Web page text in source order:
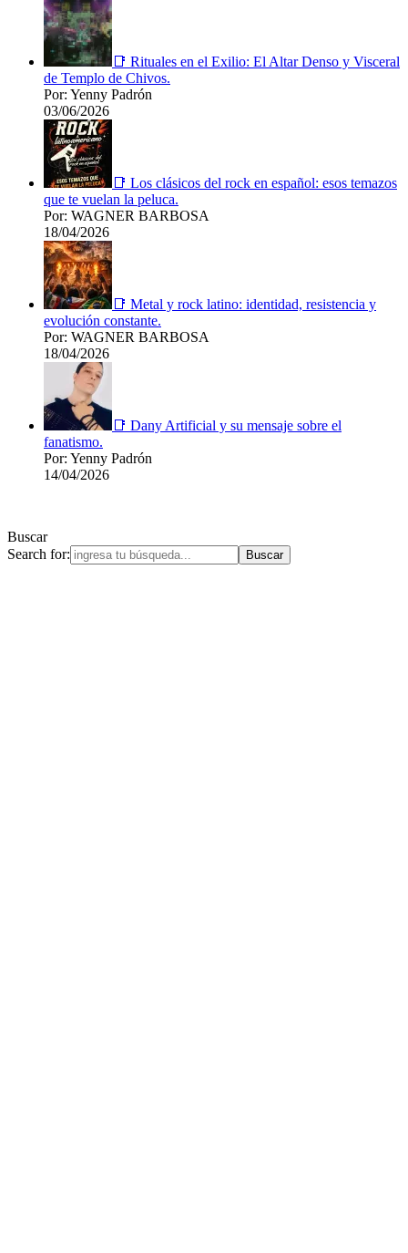
📑 Rituales en el Exilio: El Altar Denso y Visceral
de Templo de Chivos.
Por: Yenny Padrón
03/06/2026
📑 Los clásicos del rock en español: esos temazos
que te vuelan la peluca.
Por: WAGNER BARBOSA
18/04/2026
📑 Metal y rock latino: identidad, resistencia y
evolución constante.
Por: WAGNER BARBOSA
18/04/2026
📑 Dany Artificial y su mensaje sobre el
fanatismo.
Por: Yenny Padrón
14/04/2026
Buscar
Search for: